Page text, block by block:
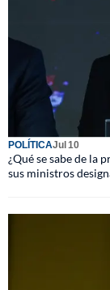
POLÍTICAJul 10
¿Qué se sabe de la
sus ministros